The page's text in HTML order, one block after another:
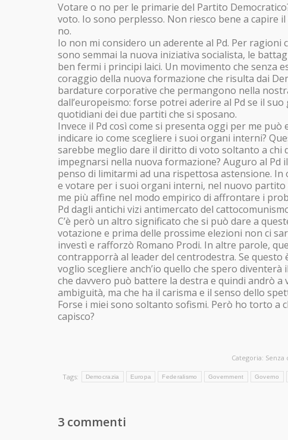
Votare o no per le primarie del Partito
voto. Io sono perplesso. Non riesco bene a capire
no.
Io non mi considero un aderente al Pd. Per
sono semmai la nuova iniziativa socialista, le
ben fermi i principi laici. Un movimento che senza
coraggio della nuova formazione che risulta dai
bardature corporative che permangono nella
dall’europeismo: forse potrei aderire al Pd se il
quotidiani dei due partiti che si sposano.
Invece il Pd così come si presenta oggi per me
indicare io come scegliere i suoi organi interni?
sarebbe meglio dare il diritto di voto soltanto a chi
impegnarsi nella nuova formazione? Auguro al Pd
penso di limitarmi ad una rispettosa astensione.
e votare per i suoi organi interni, nel nuovo partito
me più affine nel modo empirico di affrontare i
Pd dagli antichi vizi antimercato del
C’è però un altro significato che si può dare a
votazione e prima delle prossime elezioni non ci
investì e rafforzò Romano Prodi. In altre parole,
contrapporrà al leader del centrodestra. Se
voglio scegliere anch’io quello che spero
che davvero può battere la destra e quindi andrò
ambiguità, ma che ha il carisma e il senso dello
Forse i miei sono soltanto sofismi. Però ho torto a
capisco?
Categoria: Senza
Tags: Democrazia Europa Federalismo Government Governo
3 commenti